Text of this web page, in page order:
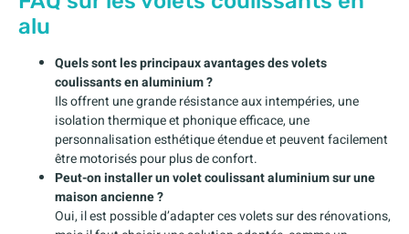
alu
Quels sont les principaux avantages des volets
coulissants en aluminium ?
Ils offrent une grande résistance aux intempéries, une
isolation thermique et phonique efficace, une
personnalisation esthétique étendue et peuvent facilement
être motorisés pour plus de confort.
Peut-on installer un volet coulissant aluminium sur une
maison ancienne ?
Oui, il est possible d’adapter ces volets sur des rénovations,